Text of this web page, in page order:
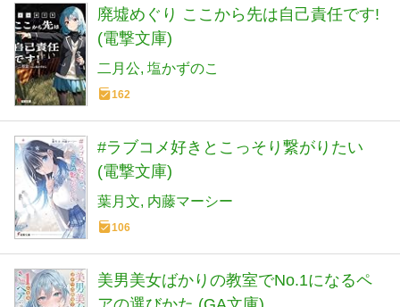
廃墟めぐり ここから先は自己責任です!
(電撃文庫)
二月公 塩かずのこ
162
#ラブコメ好きとこっそり繋がりたい
(電撃文庫)
葉月文 内藤マーシー
106
美男美女ばかりの教室でNo.1になるペ